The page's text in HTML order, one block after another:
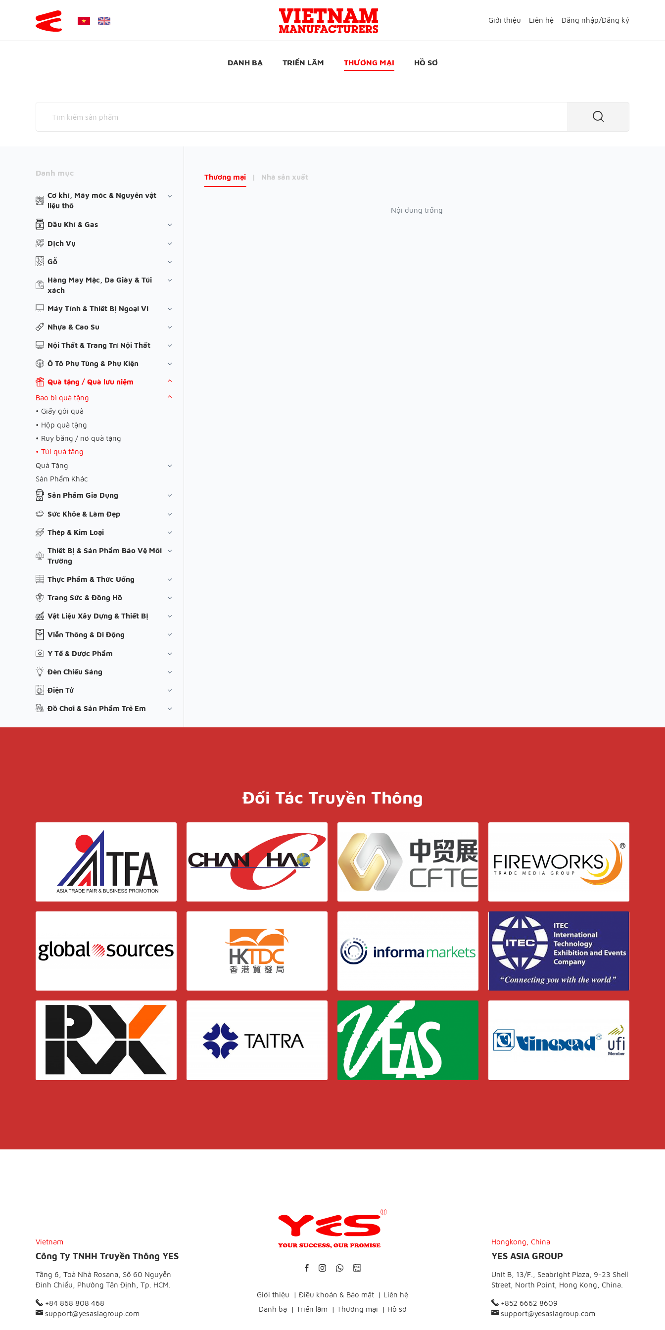
Giới thiệu Liên hệ Đăng nhập/Đăng ký
DANH BẠ TRIỂN LÃM THƯƠNG MẠI HỒ SƠ
Danh mục
Cơ khí, Máy móc & Nguyên vật
liệu thô
Dầu Khí & Gas
Dịch Vụ
Gỗ
Hàng May Mặc, Da Giày & Túi
xách
Máy Tính & Thiết Bị Ngoại Vi
Nhựa & Cao Su
Nội Thất & Trang Trí Nội Thất
Ô Tô Phụ Tùng & Phụ Kiện
Quà tặng / Quà lưu niệm
Bao bì quà tặng
Giấy gói quà
Hộp quà tặng
Ruy băng / nơ quà tặng
Túi quà tặng
Quà Tặng
Sản Phẩm Khác
Sản Phẩm Gia Dụng
Sức Khỏe & Làm Đẹp
Thép & Kim Loại
Thiết Bị & Sản Phẩm Bảo Vệ Môi
Trường
Thực Phẩm & Thức Uống
Trang Sức & Đồng Hồ
Vật Liệu Xây Dựng & Thiết Bị
Viễn Thông & Di Động
Y Tế & Dược Phẩm
Đèn Chiếu Sáng
Điện Tử
Đồ Chơi & Sản Phẩm Trẻ Em
Thương mại | Nhà sản xuất
Nội dung trống
Đối Tác Truyền Thông
Vietnam
Công Ty TNHH Truyền Thông YES
Tầng 6, Toà Nhà Rosana, Số 60 Nguyễn
Đình Chiểu, Phường Tân Định, Tp. HCM.
+84 868 808 468
support@yesasiagroup.com
Giới thiệu | Điều khoản & Bảo mật | Liên hệ
Danh bạ
| Triển lãm | Thương mại | Hồ sơ
Hongkong, China
YES ASIA GROUP
Unit B, 13/F., Seabright Plaza, 9-23 Shell
Street, North Point, Hong Kong, China.
+852 6662 8609
support@yesasiagroup.com